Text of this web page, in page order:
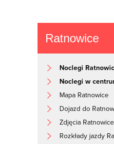
Ratnowice
Noclegi
Noclegi w
Mapa Ratnowice
Dojazd do
Zdjęcia Ratnowice
Rozkłady jazdy